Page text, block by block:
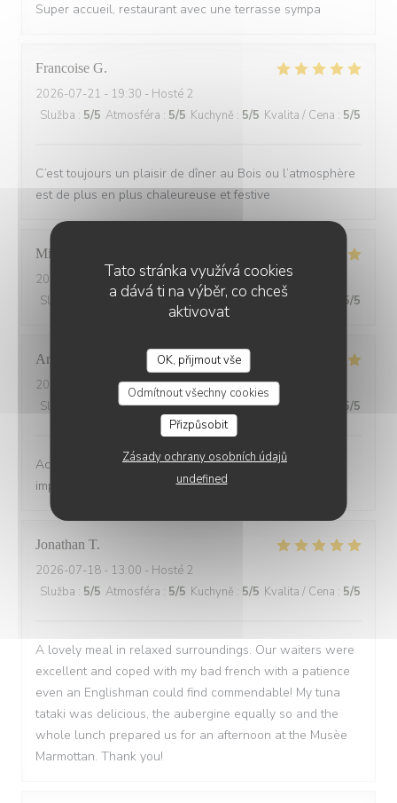
Tato stránka využívá cookies
a dává ti na výběr, co chceš
aktivovat
OK, přijmout vše
Odmítnout všechny cookies
Přizpůsobit
Zásady ochrany osobních údajů
undefined
Super accueil, restaurant avec une terrasse sympa
Francoise G
2026-07-21 - 19:30 - Hosté 2
Služba : 5/5 Atmosféra : 5/5 Kuchyně : 5/5 Kvalita / Cena : 5/5
C’est toujours un plaisir de dîner au Bois ou l’atmosphère
est de plus en plus chaleureuse et festive
Michel
2026-07-20
- 20:15 - Hosté 2
Služba
Atmosféra: 5/5 Kuchyně: 5 /5 Kvalita / Cena 5/5
Anne-Laure
2026-07-18
- 20:45 - Hosté 3
Služba
Atmosféra:5/5 Kuchyně:5/5 Kvalita / Cena 5/5
Accueil très sympa, service rapide et efficace, repas
impeccable, merci à vous!
Jonathan T
2026-07-18 - 13:00 - Hosté 2
Služba : 5/5 Atmosféra : 5/5 Kuchyně : 5/5 Kvalita / Cena : 5/5
A lovely meal in relaxed surroundings. Our waiters were
excellent and coped with my bad french with a patience
even an Englishman could find commendable! My tuna
tataki was delicious, the aubergine equally so and the
whole lunch prepared us for an afternoon at the Musèe
Marmottan. Thank you!